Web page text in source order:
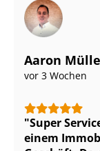
Aaron
vor 3 Wochen
Super
einem